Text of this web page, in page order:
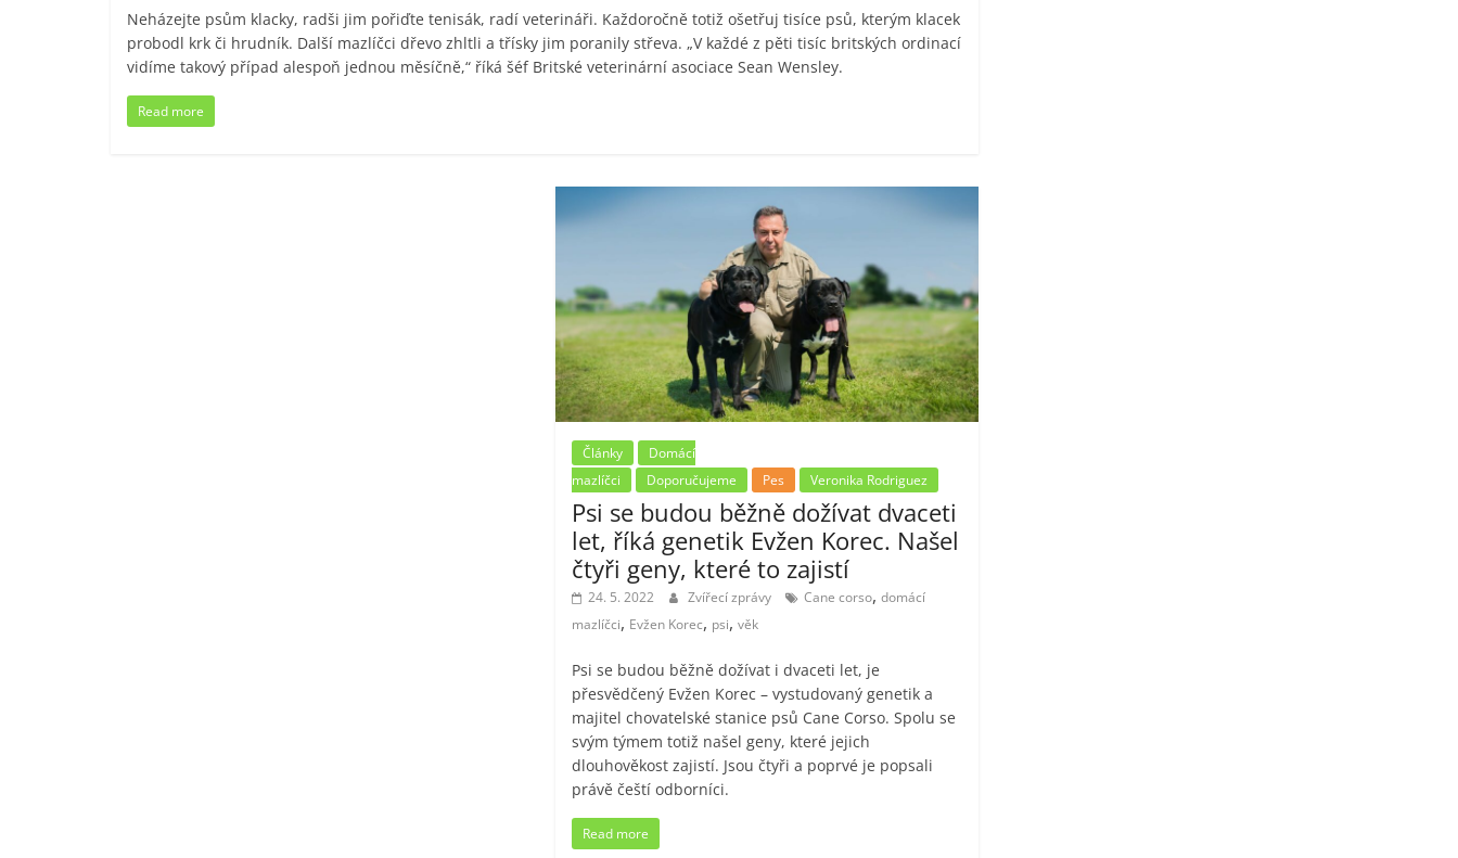
Neházejte psům klacky, radši jim pořiďte tenisák, radí veterináři. Každoročně totiž ošetřuj tisíce psů, kterým klacek
probodl krk či hrudník. Další mazlíčci dřevo zhltli a třísky jim poranily střeva. „V každé z pěti tisíc britských ordinací
vidíme takový případ alespoň jednou měsíčně,“ říká šéf Britské veterinární asociace Sean Wensley.
Read more
Články
Domácí
mazlíčci
Doporučujeme Pes Veronika Rodriguez
Psi se budou běžně dožívat dvaceti
let, říká genetik Evžen Korec. Našel
čtyři geny, které to zajistí
24. 5. 2022 Zvířecí zprávy Cane corso,domácí
mazlíčci, Evžen Korec, psi,věk
Psi se budou běžně dožívat i dvaceti let, je
přesvědčený Evžen Korec – vystudovaný genetik a
majitel chovatelské stanice psů Cane Corso. Spolu se
svým týmem totiž našel geny, které jejich
dlouhověkost zajistí. Jsou čtyři a poprvé je popsali
právě čeští odborníci.
Read more